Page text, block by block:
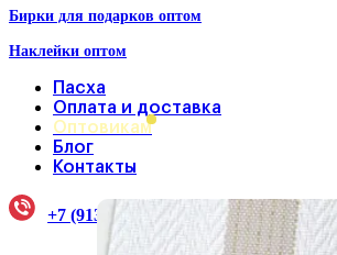
Бирки для подарков оптом
Наклейки оптом
Пасха
Оплата и доставка
Оптовикам
Блог
Контакты
+7 (913) 922-33-38